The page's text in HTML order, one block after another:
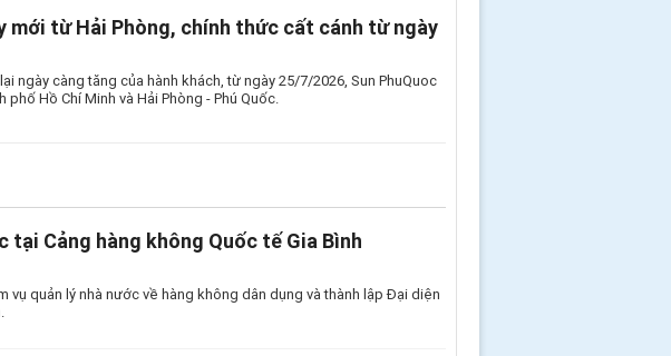
mới từ Hải Phòng, chính thức cất cánh từ ngày
càng tăng của hành khách, từ ngày 25/7/2026, Sun PhuQuoc
Hồ Chí Minh và Hải Phòng - Phú Quốc.
tại Cảng hàng không Quốc tế Gia Bình
quản lý nhà nước về hàng không dân dụng và thành lập Đại diện